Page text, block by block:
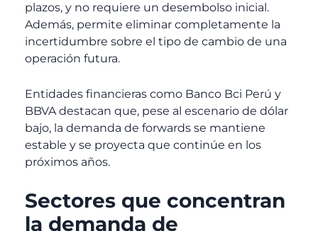
plazos, y no requiere un desembolso inicial.
Además, permite eliminar completamente la
incertidumbre sobre el tipo de cambio de una
operación futura.
Entidades financieras como Banco Bci Perú y
BBVA destacan que, pese al escenario de dólar
bajo, la demanda de forwards se mantiene
estable y se proyecta que continúe en los
próximos años.
Sectores que concentran
la demanda de